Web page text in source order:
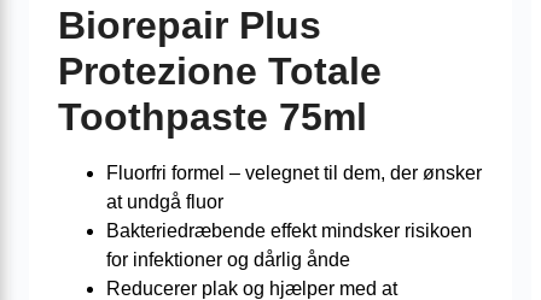
Biorepair Plus
Protezione Totale
Toothpaste 75ml
Fluorfri formel – velegnet til dem, der ønsker
at undgå fluor
Bakteriedræbende effekt mindsker risikoen
for infektioner og dårlig ånde
Reducerer plak og hjælper med at